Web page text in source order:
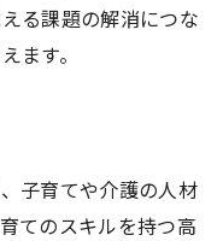
る課題の解消につな
ます。
子育てや介護の人材
てのスキルを持つ高